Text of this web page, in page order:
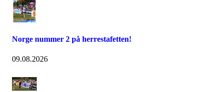
Norge nummer 2 på herrestafetten!
09.08.2026